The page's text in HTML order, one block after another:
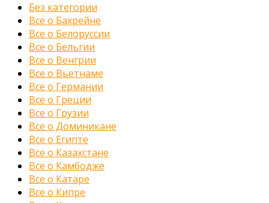
Без категории
Все о Бахрейне
Все о Белоруссии
Все о Бельгии
Все о Венгрии
Все о Вьетнаме
Все о Германии
Все о Греции
Все о Грузии
Все о Доминикане
Все о Египте
Все о Казахстане
Все о Камбодже
Все о Катаре
Все о Кипре